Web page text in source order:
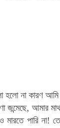
হলো না কারণ
জন্মেছে, আমার
পারি না!